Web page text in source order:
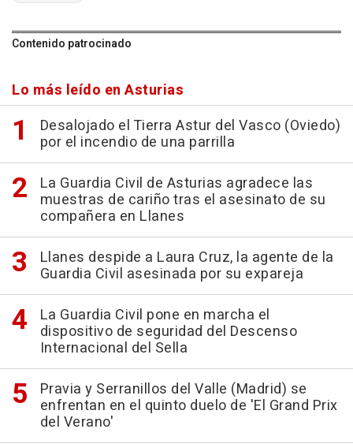
Contenido patrocinado
Lo más leído en Asturias
Desalojado el Tierra Astur del Vasco (Oviedo)
por el incendio de una parrilla
La Guardia Civil de Asturias agradece las
muestras de cariño tras el asesinato de su
compañera en Llanes
Llanes despide a Laura Cruz, la agente de la
Guardia Civil asesinada por su expareja
La Guardia Civil pone en marcha el
dispositivo de seguridad del Descenso
Internacional del Sella
Pravia y Serranillos del Valle (Madrid) se
enfrentan en el quinto duelo de 'El Grand Prix
del Verano'